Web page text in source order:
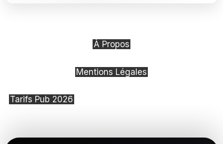
À Propos
Mentions Légales
Tarifs Pub 2026